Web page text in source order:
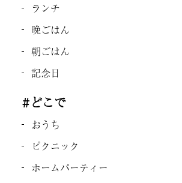
ランチ
晩ごはん
朝ごはん
記念日
#どこで
おうち
ピクニック
ホームパーティー